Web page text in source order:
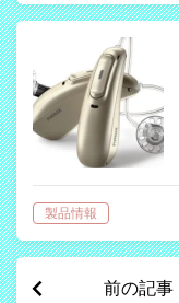
製品情報
前の記事